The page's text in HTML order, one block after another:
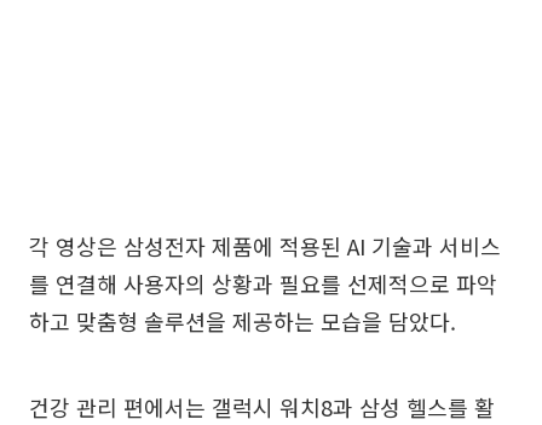
각 영상은 삼성전자 제품에 적용된 AI 기술과 서비스
를 연결해 사용자의 상황과 필요를 선제적으로 파악
하고 맞춤형 솔루션을 제공하는 모습을 담았다.
건강 관리 편에서는 갤럭시 워치8과 삼성 헬스를 활